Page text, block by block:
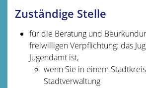
Zuständige Stelle
für die Beratung und
freiwilligen Verpflichtung: das
Jugendamt ist,
wenn Sie in einem
Stadtverwaltung